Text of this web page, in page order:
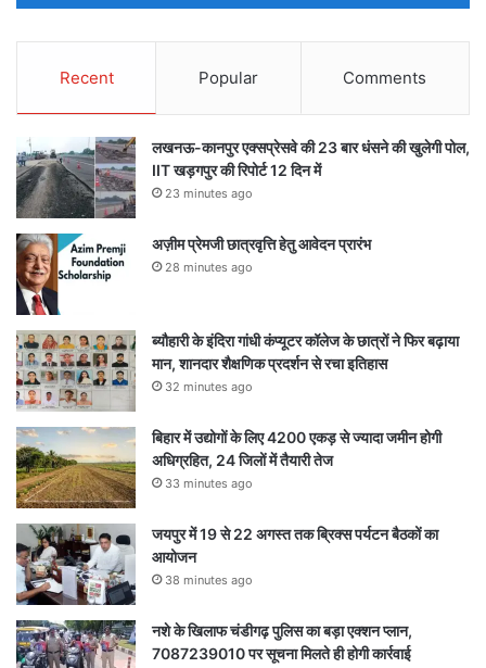
Recent Popular Comments
लखनऊ-कानपुर एक्सप्रेसवे की 23 बार धंसने की खुलेगी पोल,
IIT खड़गपुर की रिपोर्ट 12 दिन में
23 minutes ago
अज़ीम प्रेमजी छात्रवृत्ति हेतु आवेदन प्रारंभ
28 minutes ago
ब्यौहारी के इंदिरा गांधी कंप्यूटर कॉलेज के छात्रों ने फिर बढ़ाया
मान, शानदार शैक्षणिक प्रदर्शन से रचा इतिहास
32 minutes ago
बिहार में उद्योगों के लिए 4200 एकड़ से ज्यादा जमीन होगी
अधिग्रहित, 24 जिलों में तैयारी तेज
33 minutes ago
जयपुर में 19 से 22 अगस्त तक ब्रिक्स पर्यटन बैठकों का
आयोजन
38 minutes ago
नशे के खिलाफ चंडीगढ़ पुलिस का बड़ा एक्शन प्लान,
7087239010 पर सूचना मिलते ही होगी कार्रवाई